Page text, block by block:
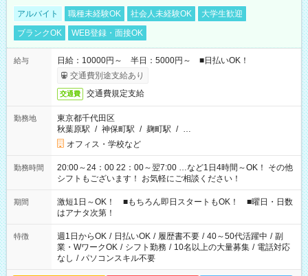
アルバイト 職種未経験OK 社会人未経験OK
大学生歓迎
ブランクOK
WEB登録・面接OK
給与
日給：10000円～ 半日：5000円～ ■日払いOK！
交通費別途支給あり
交通費 交通費規定支給
勤務地
東京都千代田区
秋葉原駅 / 神保町駅 / 麹町駅 / …
オフィス・学校など
勤務時間
20:00～24：00 22：00～翌7:00 …など1日4時間～OK！ その他
シフトもございます！ お気軽にご相談ください！
期間
激短1日～OK！ ■もちろん即日スタートもOK！ ■曜日・日数
はアナタ次第！
特徴 週1日からOK / 日払いOK / 履歴書不要 / 40～50代活躍中 / 副
業・WワークOK / シフト勤務 / 10名以上の大量募集 / 電話対応
なし / パソコンスキル不要